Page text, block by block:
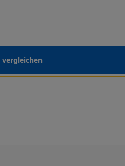
vergleichen